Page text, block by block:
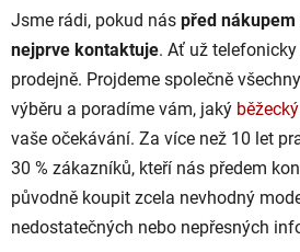
Jsme rádi, pokud nás před
nejprve kontaktuje. Ať už
prodejně. Projdeme společně
výběru a poradíme vám, jaký
vaše očekávání. Za více než 10 let
30 % zákazníků, kteří nás předem
původně koupit zcela nevhodný
nedostatečných nebo nepřesných